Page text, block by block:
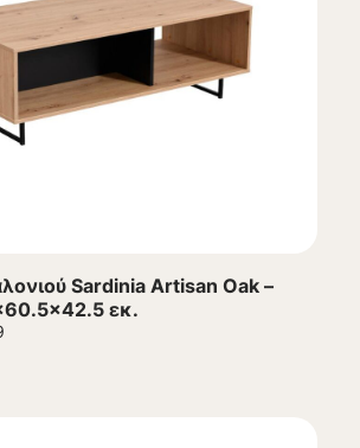
Sardinia Artisan Oak –
εκ.